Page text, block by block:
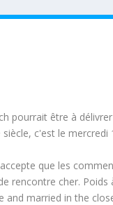
pourrait être à
c'est le mercredi
que les
rencontre cher. Poids
and married in the